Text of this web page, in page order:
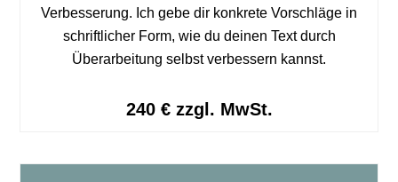
Verbesserung. Ich gebe dir konkrete Vorschläge in
schriftlicher Form, wie du deinen Text durch
Überarbeitung selbst verbessern kannst.
240 € zzgl. MwSt.